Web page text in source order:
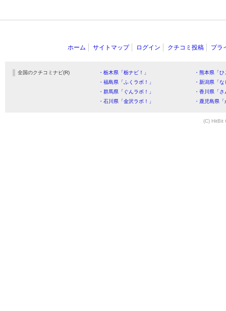
ホーム サイトマップ ログイン クチコミ投稿 プラ
全国のクチコミナビ(R) ・栃木県「栃ナビ！」
・熊本県「
・福島県「ふくラボ！」
・新潟県「
・群馬県「ぐんラボ！」
・香川県「
・石川県「金沢ラボ！」
・鹿児島県
(C) HitBit